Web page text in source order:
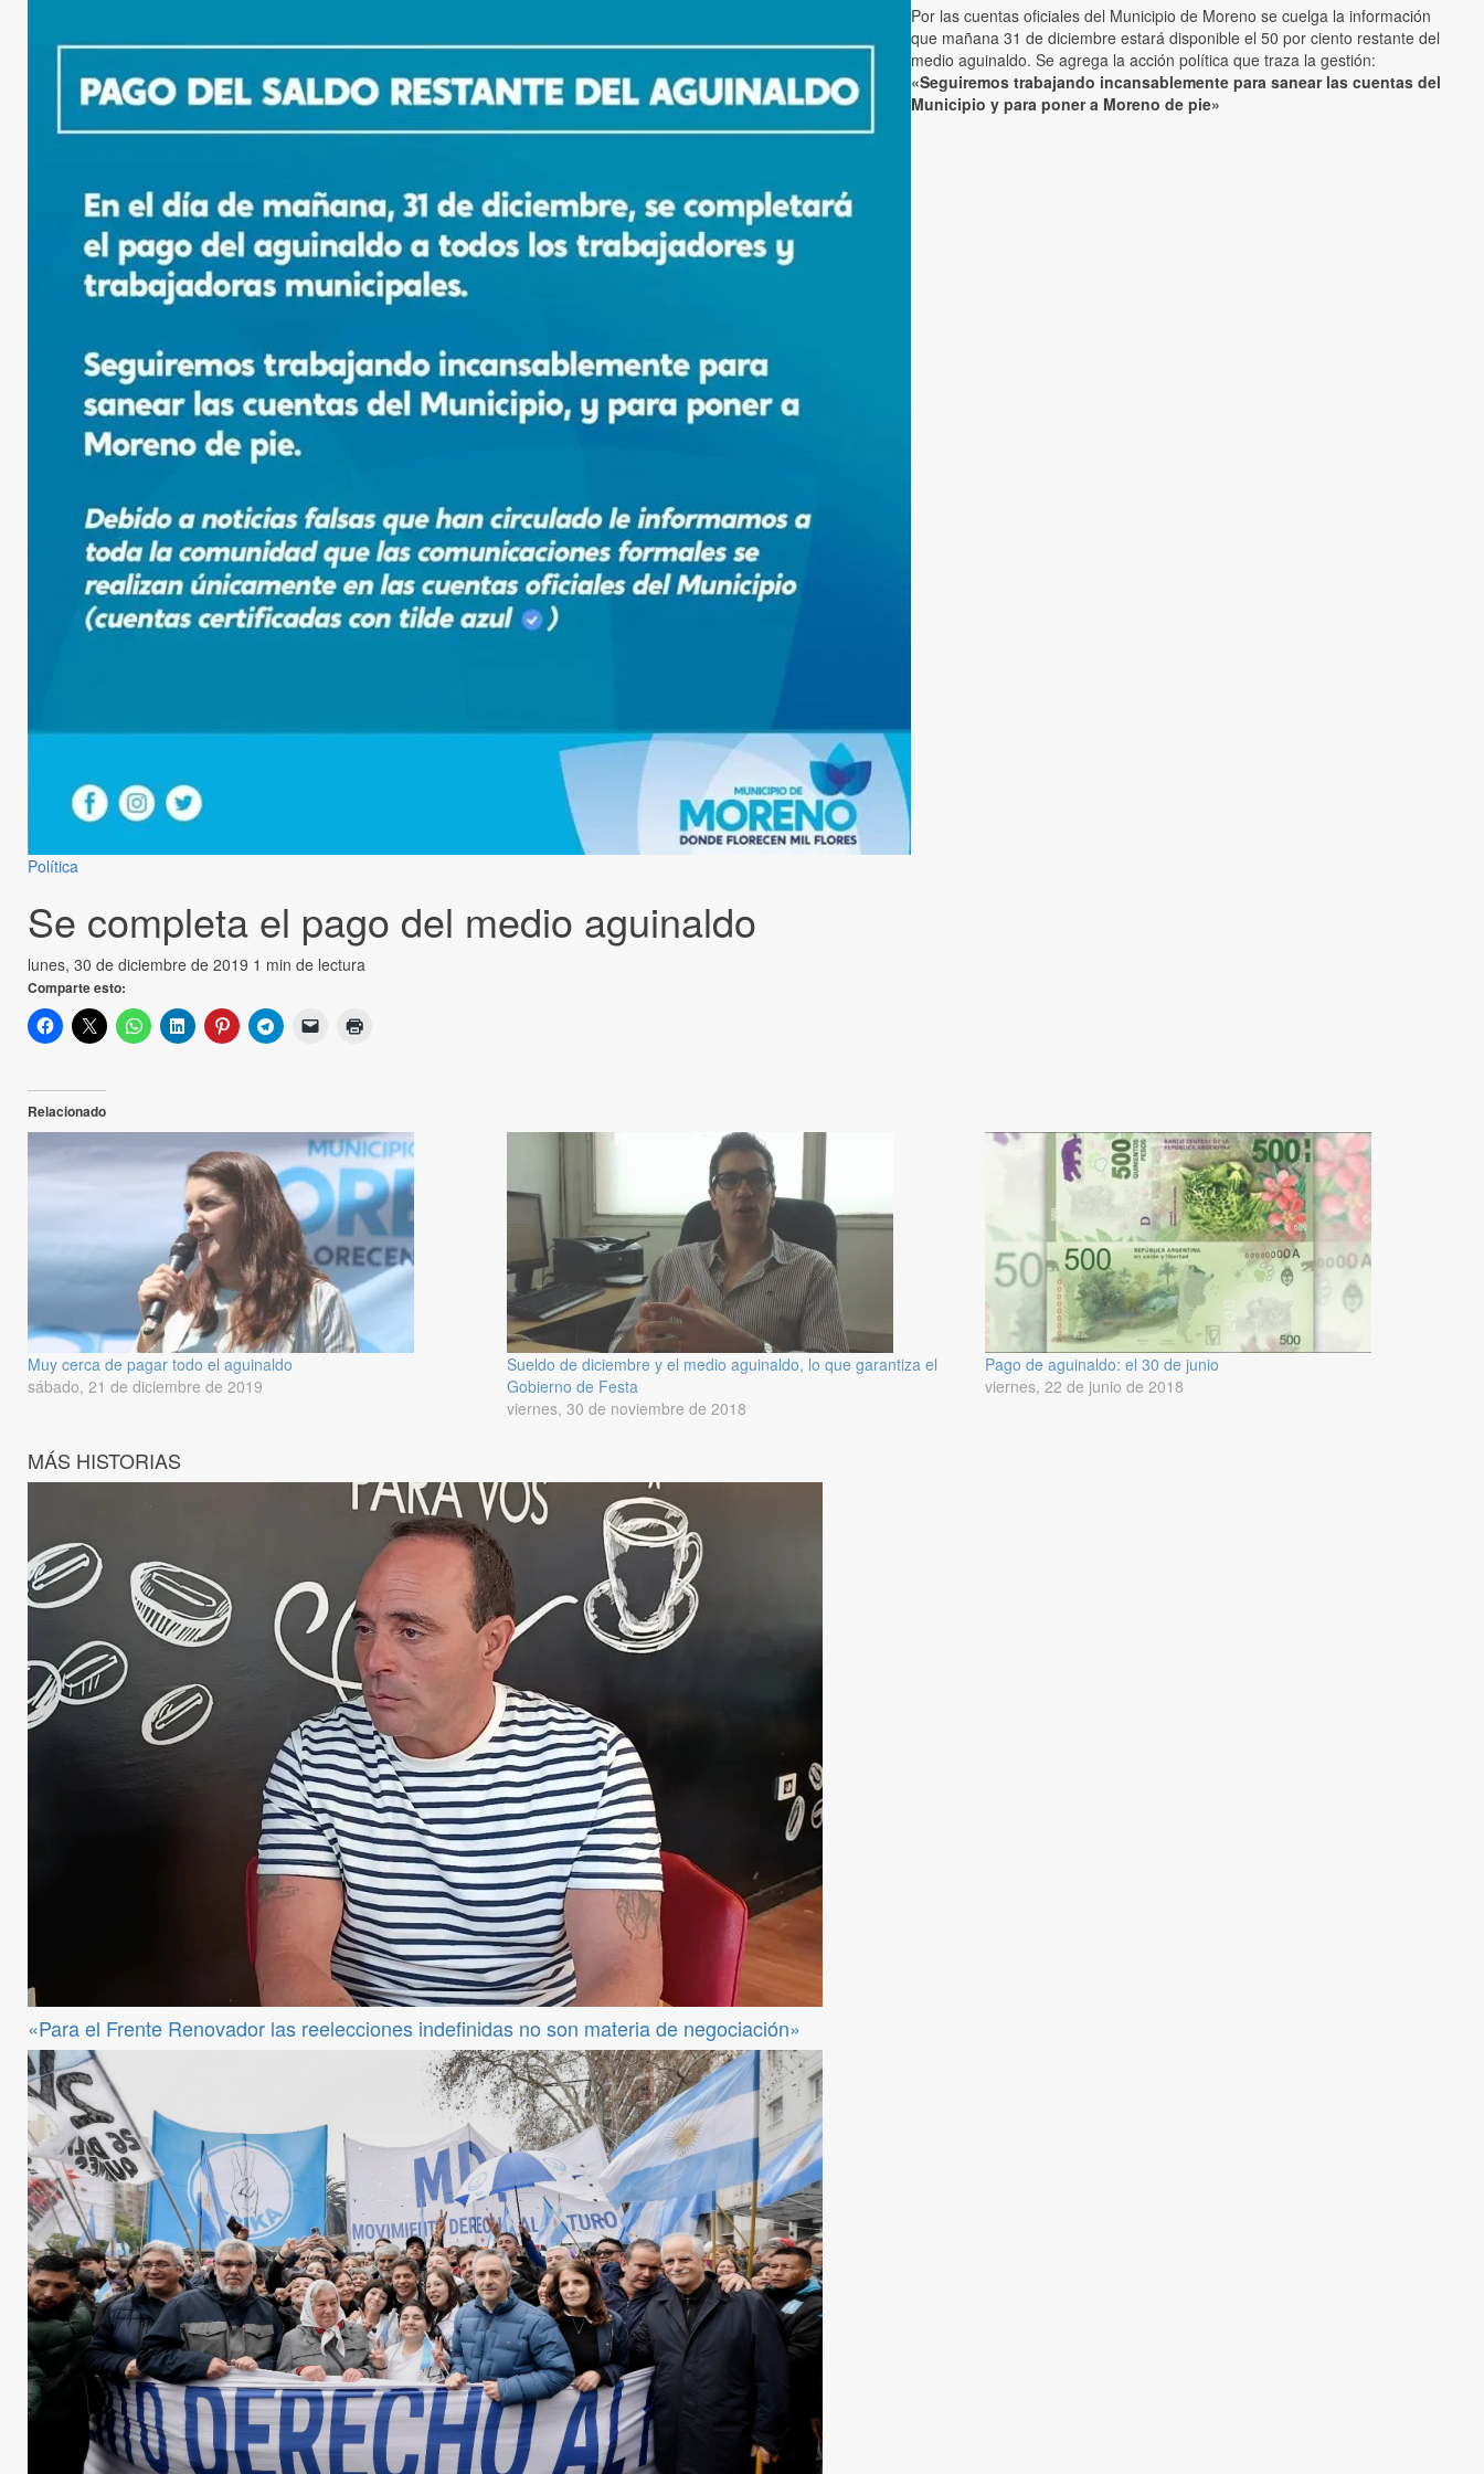
Política
Se completa el pago del medio aguinaldo
lunes, 30 de diciembre de 2019 1 min de lectura
Comparte esto:
Por las cuentas oficiales del Municipio de Moreno se cuelga la información
que mañana 31 de diciembre estará disponible el 50 por ciento restante del
medio aguinaldo. Se agrega la acción política que traza la gestión:
«Seguiremos trabajando incansablemente para sanear las cuentas del
Municipio y para poner a Moreno de pie»
Relacionado
Muy cerca de pagar todo el aguinaldo
sábado, 21 de diciembre de 2019
Sueldo de diciembre y el medio aguinaldo, lo que garantiza el
Gobierno de Festa
viernes, 30 de noviembre de 2018
Pago de aguinaldo: el 30 de junio
viernes, 22 de junio de 2018
MÁS HISTORIAS
«Para el Frente Renovador las reelecciones indefinidas no son materia de negociación»